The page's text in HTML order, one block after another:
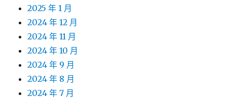
2025 年 1 月
2024 年 12 月
2024 年 11 月
2024 年 10 月
2024 年 9 月
2024 年 8 月
2024 年 7 月